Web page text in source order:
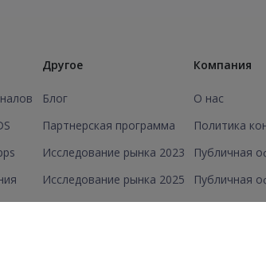
Другое
Блог
Партнерская программа
Исследование рынка 2023
Исследование рынка 2025
Компания
О нас
Политика
Публичная
Публичная